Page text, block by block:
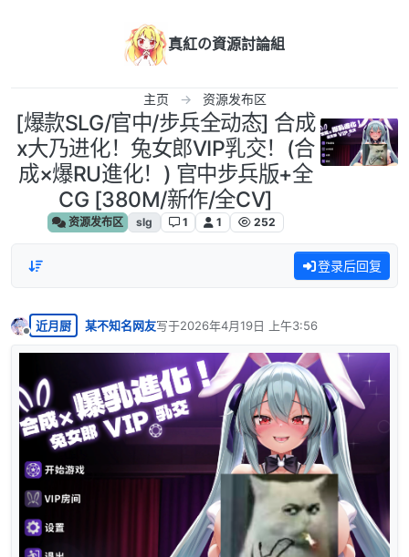
真紅の資源討論組
主页 资源发布区
[爆款SLG/官中/步兵全动态] 合成
x大乃进化！兔女郎VIP乳交！(合
成×爆RU進化！) 官中步兵版+全
CG [380M/新作/全CV]
资源发布区 slg 1 1 252
登录后回复
离线
近月厨 某不知名网友写于2026年4月19日 上午3:56
最后由 编辑